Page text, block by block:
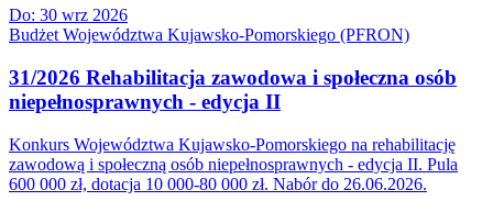
Do: 30 wrz 2026
Budżet Województwa Kujawsko-Pomorskiego (PFRON)
31/2026 Rehabilitacja zawodowa i społeczna osób
niepełnosprawnych - edycja II
Konkurs Województwa Kujawsko-Pomorskiego na rehabilitację
zawodową i społeczną osób niepełnosprawnych - edycja II. Pula
600 000 zł, dotacja 10 000-80 000 zł. Nabór do 26.06.2026.